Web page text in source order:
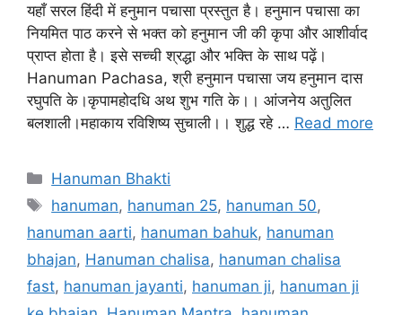
यहाँ सरल हिंदी में हनुमान पचासा प्रस्तुत है। हनुमान पचासा का
नियमित पाठ करने से भक्त को हनुमान जी की कृपा और आशीर्वाद
प्राप्त होता है। इसे सच्ची श्रद्धा और भक्ति के साथ पढ़ें।
Hanuman Pachasa, श्री हनुमान पचासा जय हनुमान दास
रघुपति के।कृपामहोदधि अथ शुभ गति के।। आंजनेय अतुलित
बलशाली।महाकाय रविशिष्य सुचाली।। शुद्ध रहे … Read more
Categories
Hanuman Bhakti
Tags
hanuman, hanuman 25, hanuman 50,
hanuman aarti, hanuman bahuk, hanuman
bhajan, Hanuman chalisa, hanuman chalisa
fast, hanuman jayanti, hanuman ji, hanuman ji